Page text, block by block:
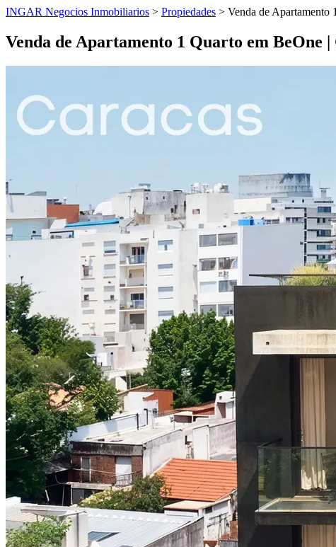
INGAR Negocios Inmobiliarios > Propiedades > Venda de
Venda de Apartamento 1 Quarto em BeOne